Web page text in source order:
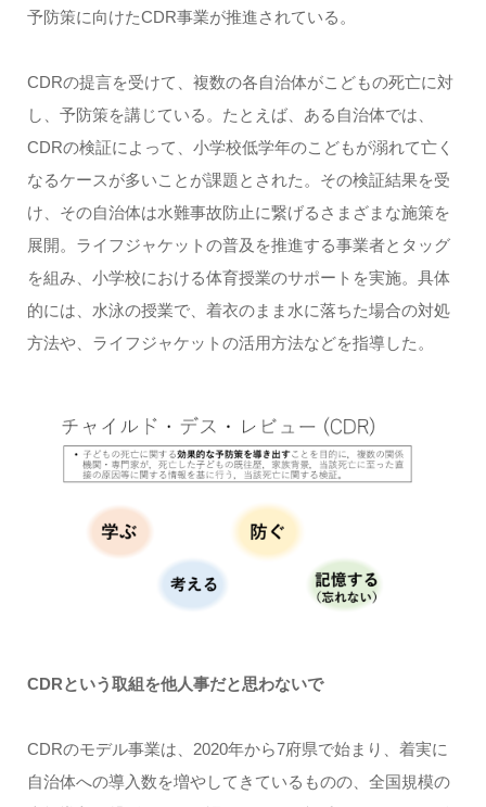
予防策に向けたCDR事業が推進されている。
CDRの提言を受けて、複数の各自治体がこどもの死亡に対
し、予防策を講じている。たとえば、ある自治体では、
CDRの検証によって、小学校低学年のこどもが溺れて亡く
なるケースが多いことが課題とされた。その検証結果を受
け、その自治体は水難事故防止に繋げるさまざまな施策を
展開。ライフジャケットの普及を推進する事業者とタッグ
を組み、小学校における体育授業のサポートを実施。具体
的には、水泳の授業で、着衣のまま水に落ちた場合の対処
方法や、ライフジャケットの活用方法などを指導した。
CDRという取組を他人事だと思わないで
CDRのモデル事業は、2020年から7府県で始まり、着実に
自治体への導入数を増やしてきているものの、全国規模の